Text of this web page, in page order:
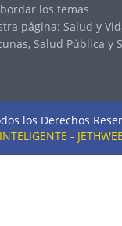
los temas
página: Salud y
Salud Pública y
los Derechos
-